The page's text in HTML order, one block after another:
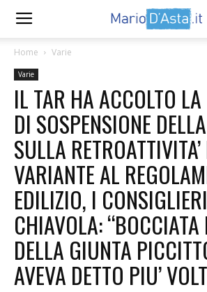
Home Varie
Varie
IL TAR HA ACCOLTO
DI SOSPENSIONE
SULLA
VARIANTE AL
EDILIZIO, I
CHIAVOLA: “BOCCIATA
DELLA GIUNTA
AVEVA DETTO PIU’